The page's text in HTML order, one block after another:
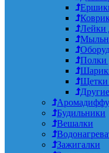
Лейки
Полки
Щетки
Другие
Будильники
Вешалки
Зажигалки